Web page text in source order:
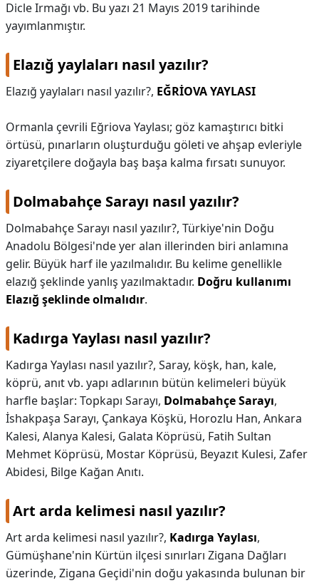
Dicle Irmağı vb. Bu yazı 21 Mayıs 2019 tarihinde
yayımlanmıştır.
Elazığ yaylaları nasıl yazılır?
Elazığ yaylaları nasıl yazılır?, EĞRİOVA YAYLASI
Ormanla çevrili Eğriova Yaylası; göz kamaştırıcı bitki
örtüsü, pınarların oluşturduğu göleti ve ahşap evleriyle
ziyaretçilere doğayla baş başa kalma fırsatı sunuyor.
Dolmabahçe Sarayı nasıl yazılır?
Dolmabahçe Sarayı nasıl yazılır?, Türkiye'nin Doğu
Anadolu Bölgesi'nde yer alan illerinden biri anlamına
gelir. Büyük harf ile yazılmalıdır. Bu kelime genellikle
elazığ şeklinde yanlış yazılmaktadır. Doğru kullanımı
Elazığ şeklinde olmalıdır.
Kadırga Yaylası nasıl yazılır?
Kadırga Yaylası nasıl yazılır?, Saray, köşk, han, kale,
köprü, anıt vb. yapı adlarının bütün kelimeleri büyük
harfle başlar: Topkapı Sarayı, Dolmabahçe Sarayı,
İshakpaşa Sarayı, Çankaya Köşkü, Horozlu Han, Ankara
Kalesi, Alanya Kalesi, Galata Köprüsü, Fatih Sultan
Mehmet Köprüsü, Mostar Köprüsü, Beyazıt Kulesi, Zafer
Abidesi, Bilge Kağan Anıtı.
Art arda kelimesi nasıl yazılır?
Art arda kelimesi nasıl yazılır?, Kadırga Yaylası,
Gümüşhane'nin Kürtün ilçesi sınırları Zigana Dağları
üzerinde, Zigana Geçidi'nin doğu yakasında bulunan bir